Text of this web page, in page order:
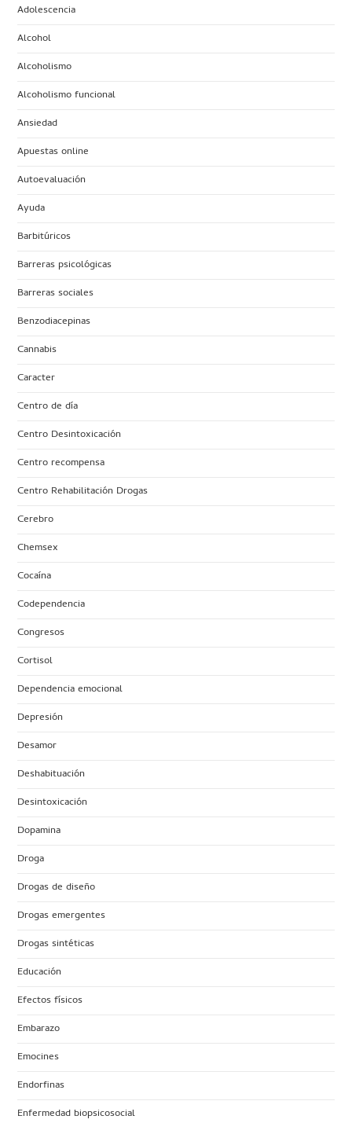
Adolescencia
Alcohol
Alcoholismo
Alcoholismo funcional
Ansiedad
Apuestas online
Autoevaluación
Ayuda
Barbitúricos
Barreras psicológicas
Barreras sociales
Benzodiacepinas
Cannabis
Caracter
Centro de día
Centro Desintoxicación
Centro recompensa
Centro Rehabilitación Drogas
Cerebro
Chemsex
Cocaína
Codependencia
Congresos
Cortisol
Dependencia emocional
Depresión
Desamor
Deshabituación
Desintoxicación
Dopamina
Droga
Drogas de diseño
Drogas emergentes
Drogas sintéticas
Educación
Efectos físicos
Embarazo
Emocines
Endorfinas
Enfermedad biopsicosocial